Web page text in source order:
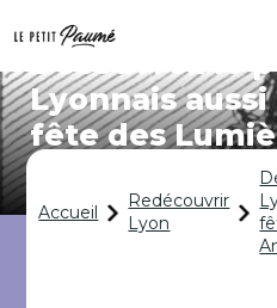
Découvrez le
Lyonnais
fête des
André-Marie
Accueil
Redécouvrir
Lyon